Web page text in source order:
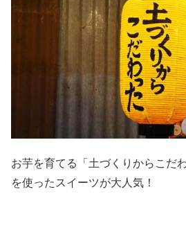
お芋を育てる「土づくりからこだ
を使ったスイーツが大人気！